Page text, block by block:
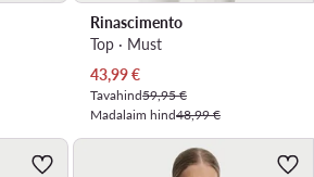
Rinascimento
Top · Must
Praegune hind
43,99€
Tavahind59,95 €
Madalaim hind48,99 €